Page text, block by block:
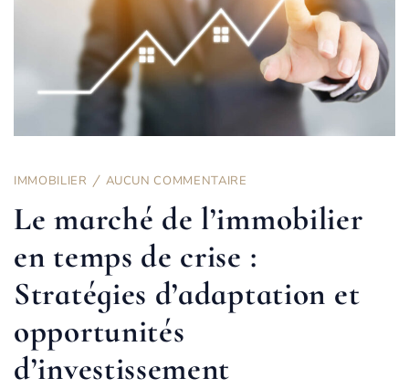
IMMOBILIER AUCUN COMMENTAIRE
Le marché de l’immobilier
en temps de crise :
Stratégies d’adaptation et
opportunités
d’investissement